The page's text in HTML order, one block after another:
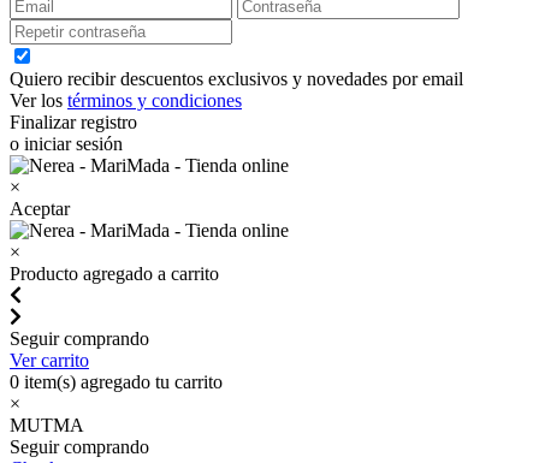
Quiero recibir descuentos exclusivos y novedades por email
Ver los términos y condiciones
Finalizar registro
o iniciar sesión
×
Aceptar
×
Producto agregado a carrito
Seguir comprando
Ver carrito
0 item(s) agregado tu carrito
×
MUTMA
Seguir comprando